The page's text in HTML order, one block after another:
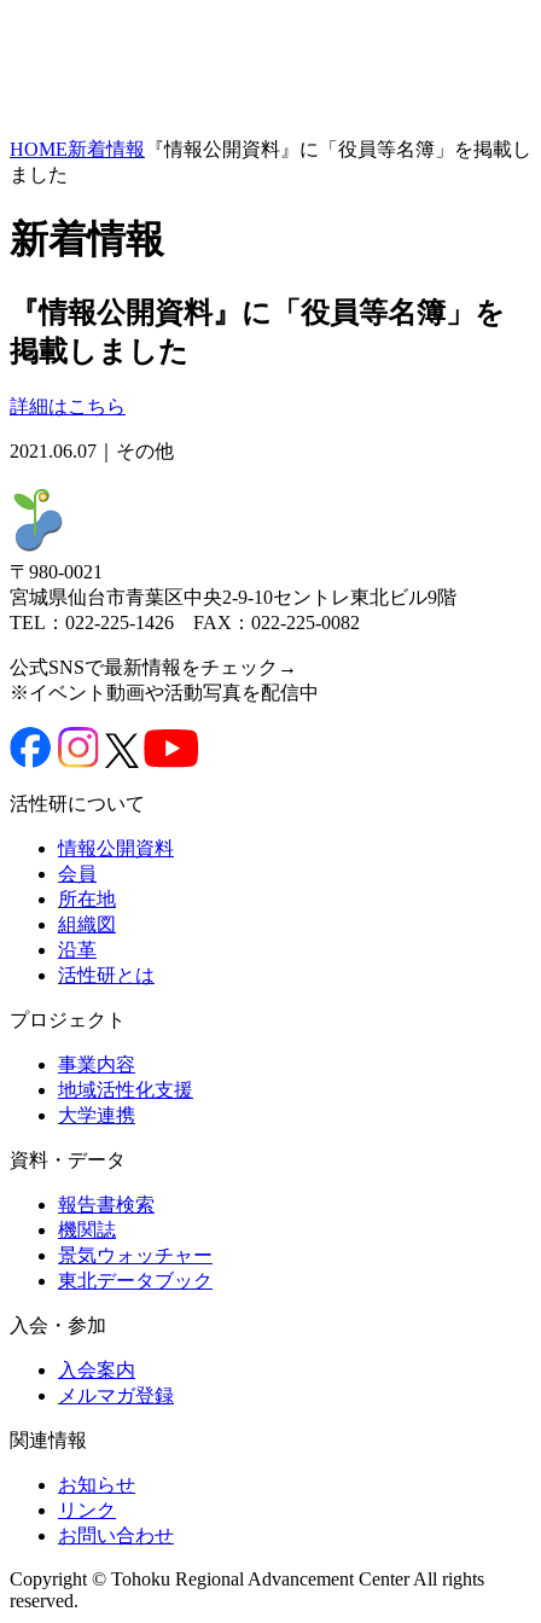
HOME新着情報
『情報公開資料』に「役員等名簿」を掲載し
ました
新着情報
『情報公開資料』に「役員等名簿」を
掲載しました
詳細はこちら
2021.06.07｜その他
〒980-0021
宮城県仙台市青葉区中央2-9-10セントレ東北ビル9階
TEL：022-225-1426 FAX：022-225-0082
公式SNSで最新情報をチェック→
※イベント動画や活動写真を配信中
活性研について
情報公開資料
会員
所在地
組織図
沿革
活性研とは
プロジェクト
事業内容
地域活性化支援
大学連携
資料・データ
報告書検索
機関誌
景気ウォッチャー
東北データブック
入会・参加
入会案内
メルマガ登録
関連情報
お知らせ
リンク
お問い合わせ
Copyright © Tohoku Regional Advancement Center All rights
reserved.